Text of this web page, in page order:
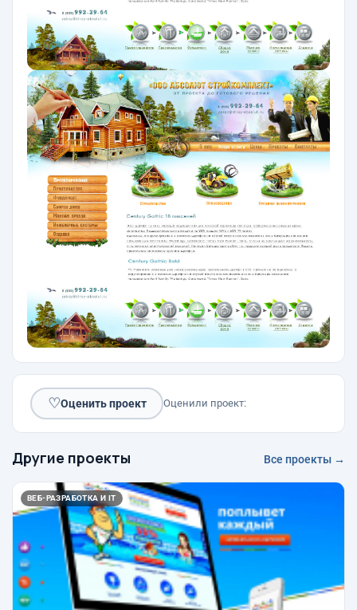
♡Оценить проект Оценили проект:
Другие проекты Все проекты →
ВЕБ-РАЗРАБОТКА И IT